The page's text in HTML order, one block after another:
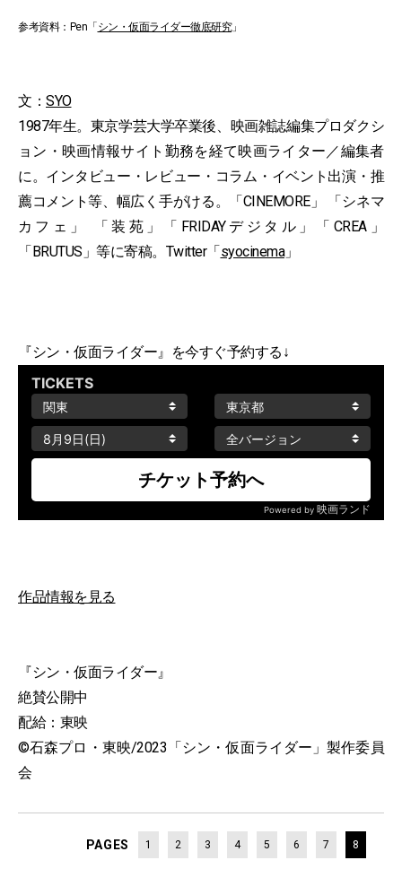
参考資料：Pen「 シン・仮面ライダー徹底研究」
文： SYO
1987年生。東京学芸大学卒業後、映画雑誌編集プロダクシ
ョン・映画情報サイト勤務を経て映画ライター／編集者
に。インタビュー・レビュー・コラム・イベント出演・推
薦コメント等、幅広く手がける。「CINEMORE」 「シネマ
カフェ」 「装苑」「FRIDAYデジタル」「CREA」
「BRUTUS」等に寄稿。Twitter「syocinema」
『シン・仮面ライダー』を今すぐ予約する↓
作品情報を見る
『シン・仮面ライダー』
絶賛公開中
配給：東映
©石森プロ・東映/2023「シン・仮面ライダー」製作委員
会
PAGES 1 2 3 4 5 6 7 8